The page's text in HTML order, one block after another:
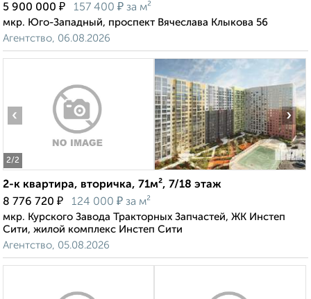
5 900 000 ₽ 157 400 ₽ за м²
мкр. Юго-Западный, проспект Вячеслава Клыкова 56
Агентство, 06.08.2026
2/2
‹ ›
2-к квартира, вторичка, 71м², 7/18 этаж
8 776 720 ₽ 124 000 ₽ за м²
мкр. Курского Завода Тракторных Запчастей, ЖК Инстеп
Сити, жилой комплекс Инстеп Сити
Агентство, 05.08.2026